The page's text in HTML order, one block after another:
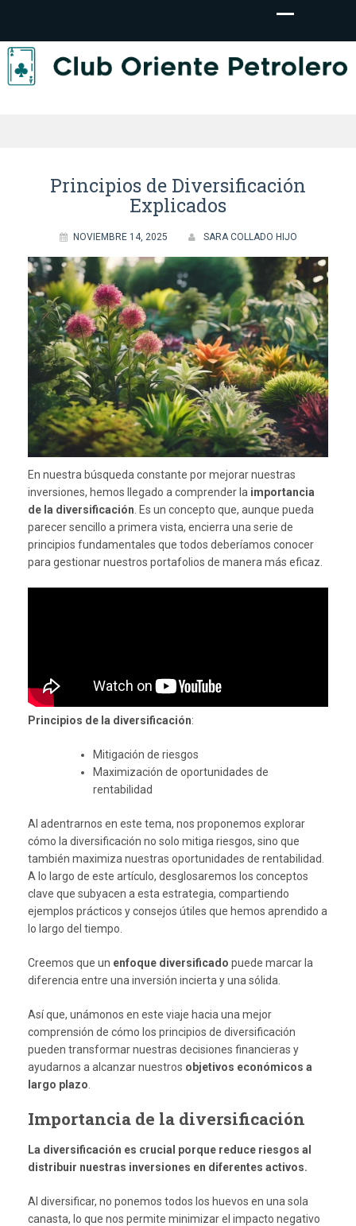
– Estrategia
Principios de Diversificación
Explicados
NOVIEMBRE 14, 2025 SARA COLLADO HIJO
En nuestra búsqueda constante por mejorar nuestras
inversiones, hemos llegado a comprender la importancia
de la diversificación . Es un concepto que, aunque pueda
parecer sencillo a primera vista, encierra una serie de
principios fundamentales que todos deberíamos conocer
para gestionar nuestros portafolios de manera más eficaz.
Principios de la diversificación:
Mitigación de riesgos
Maximización de oportunidades de
rentabilidad
Al adentrarnos en este tema, nos proponemos explorar
cómo la diversificación no solo mitiga riesgos, sino que
también maximiza nuestras oportunidades de rentabilidad.
A lo largo de este artículo, desglosaremos los conceptos
clave que subyacen a esta estrategia, compartiendo
ejemplos prácticos y consejos útiles que hemos aprendido a
lo largo del tiempo.
Creemos que un enfoque diversificado puede marcar la
diferencia entre una inversión incierta y una sólida.
Así que, unámonos en este viaje hacia una mejor
comprensión de cómo los principios de diversificación
pueden transformar nuestras decisiones financieras y
ayudarnos a alcanzar nuestros objetivos económicos a
largo plazo
Importancia de la diversificación
La diversificación es crucial porque reduce riesgos al
distribuir nuestras inversiones en diferentes activos.
Al diversificar, no ponemos todos los huevos en una sola
canasta, lo que nos permite minimizar el impacto negativo